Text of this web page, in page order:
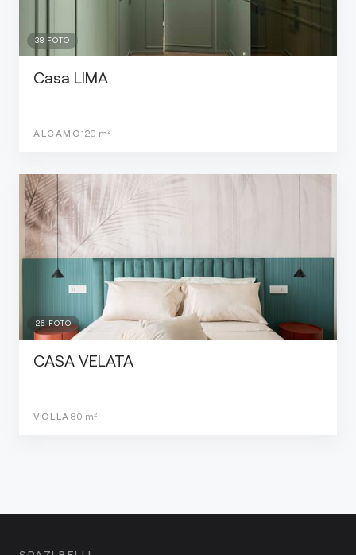
38 FOTO
Casa LIMA
ALCAMO120 m²
26 FOTO
CASA VELATA
VOLLA 80 m²